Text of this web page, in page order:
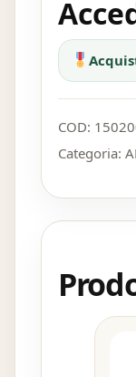
COD:
Categoria: